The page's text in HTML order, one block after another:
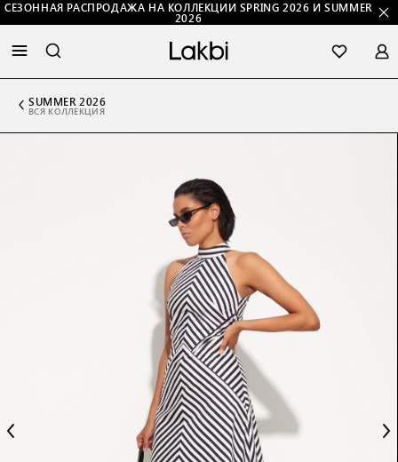
СЕЗОННАЯ РАСПРОДАЖА НА КОЛЛЕКЦИИ SPRING 2026 И SUMMER
2026
SUMMER 2026
ВСЯ КОЛЛЕКЦИЯ